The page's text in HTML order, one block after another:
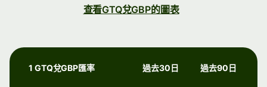
查看GTQ兌GBP的圖表
1 GTQ兌GBP匯率 過去30日 過去90日